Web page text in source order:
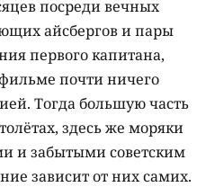
посреди вечных
айсбергов и пары
первого капитана,
почти ничего
Тогда большую часть
здесь же моряки
и забытыми советским
зависит от них самих.